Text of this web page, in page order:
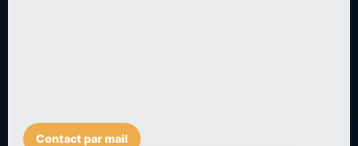
Contact par mail